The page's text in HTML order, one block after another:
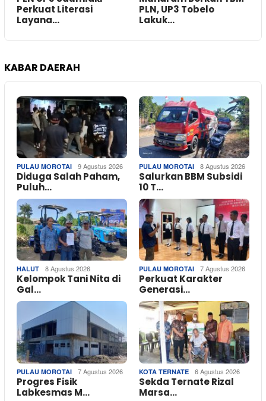
Perkuat Literasi
Layana…
PLN, UP3 Tobelo
Lakuk…
KABAR DAERAH
PULAU MOROTAI 9 Agustus 2026
Diduga Salah Paham,
Puluh…
PULAU MOROTAI 8 Agustus 2026
Salurkan BBM Subsidi
10 T…
HALUT 8 Agustus 2026
Kelompok Tani Nita di
Gal…
PULAU MOROTAI 7 Agustus 2026
Perkuat Karakter
Generasi…
PULAU MOROTAI 7 Agustus 2026
Progres Fisik
Labkesmas M…
KOTA TERNATE 6 Agustus 2026
Sekda Ternate Rizal
Marsa…